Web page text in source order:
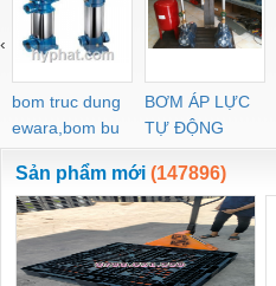
bom truc dung
ewara,bom bu
ewara
BƠM ÁP LỰC
TỰ ĐỘNG
‹
Sản phẩm mới (147896)